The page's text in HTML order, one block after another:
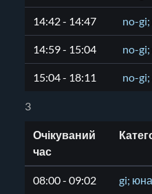
14:42 - 14:47 no-gi;
14:59 - 15:04 no-gi;
15:04 - 18:11 no-gi;
3
Очікуваний
час
08:00 - 09:02 gi;